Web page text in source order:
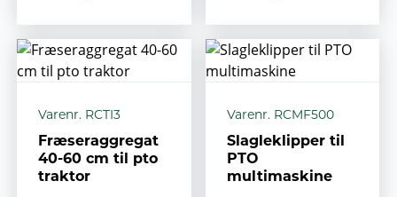
Varenr. RCTI3
Fræseraggregat
40-60 cm til pto
traktor
Varenr. RCMF500
Slagleklipper til
PTO
multimaskine